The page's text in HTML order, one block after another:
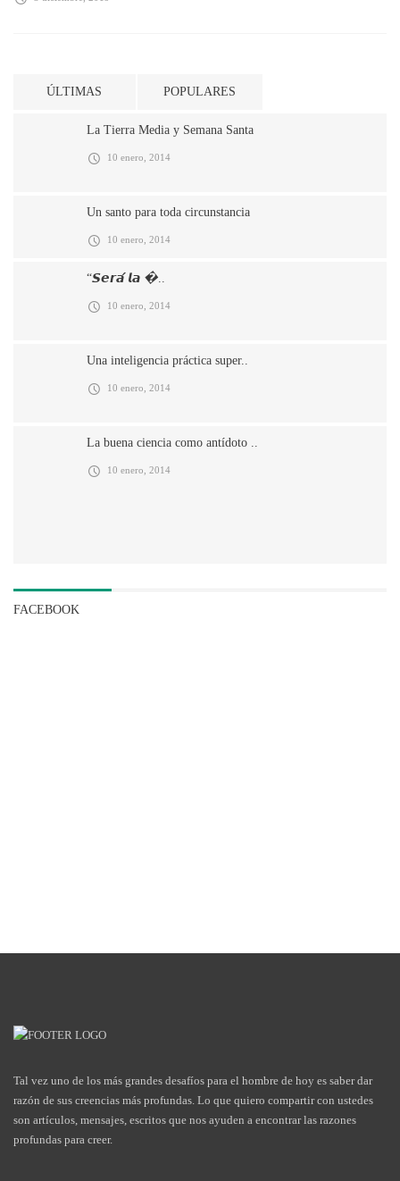
ÚLTIMAS POPULARES
La Tierra Media y Semana Santa
10 enero, 2014
Un santo para toda circunstancia
10 enero, 2014
“𝙎𝙚𝙧𝙖́ 𝙡𝙖 �..
10 enero, 2014
Una inteligencia práctica super..
10 enero, 2014
La buena ciencia como antídoto ..
10 enero, 2014
FACEBOOK
Tal vez uno de los más grandes desafíos para el hombre de hoy es saber dar
razón de sus creencias más profundas. Lo que quiero compartir con ustedes
son artículos, mensajes, escritos que nos ayuden a encontrar las razones
profundas para creer.